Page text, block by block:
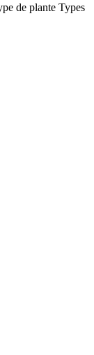
de plante Types